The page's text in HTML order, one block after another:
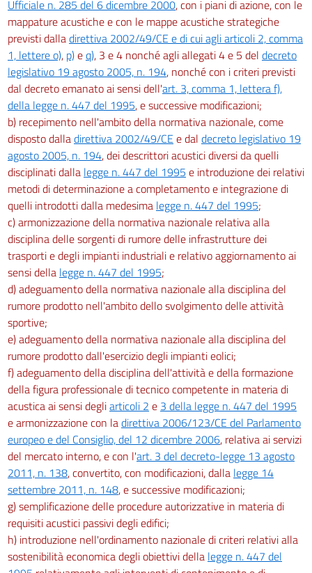
Ufficiale n. 285 del 6 dicembre 2000, con i piani di azione, con le
mappature acustiche e con le mappe acustiche strategiche
previsti dalladirettiva 2002/49/CE e di cui agli articoli 2, comma
1, lettere o), p)eq), 3 e 4 nonché agli allegati 4 e 5 del decreto
legislativo 19 agosto 2005, n. 194, nonché con i criteri previsti
dal decreto emanato ai sensi dell'art. 3, comma 1, lettera f),
della legge n. 447 del 1995, e successive modificazioni;
b) recepimento nell'ambito della normativa nazionale, come
disposto dalladirettiva 2002/49/CE e dal decreto legislativo 19
agosto 2005, n. 194, dei descrittori acustici diversi da quelli
disciplinati dalla legge n. 447 del 1995 e introduzione dei relativi
metodi di determinazione a completamento e integrazione di
quelli introdotti dalla medesima legge n. 447 del 1995;
c) armonizzazione della normativa nazionale relativa alla
disciplina delle sorgenti di rumore delle infrastrutture dei
trasporti e degli impianti industriali e relativo aggiornamento ai
sensi della legge n. 447 del 1995;
d) adeguamento della normativa nazionale alla disciplina del
rumore prodotto nell'ambito dello svolgimento delle attività
sportive;
e) adeguamento della normativa nazionale alla disciplina del
rumore prodotto dall'esercizio degli impianti eolici;
f) adeguamento della disciplina dell'attività e della formazione
della figura professionale di tecnico competente in materia di
acustica ai sensi degliarticoli 2 e 3 della legge n. 447 del 1995
e armonizzazione con ladirettiva 2006/123/CE del Parlamento
europeo e del Consiglio, del 12 dicembre 2006, relativa ai servizi
del mercato interno, e con l'art. 3 del decreto-legge 13 agosto
2011, n. 138, convertito, con modificazioni, dalla legge 14
settembre 2011, n. 148, e successive modificazioni;
g) semplificazione delle procedure autorizzative in materia di
requisiti acustici passivi degli edifici;
h) introduzione nell'ordinamento nazionale di criteri relativi alla
sostenibilità economica degli obiettivi della legge n. 447 del